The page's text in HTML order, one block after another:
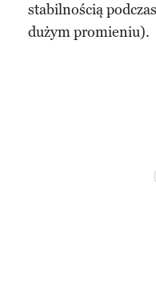
stabilnością
dużym promieniu).